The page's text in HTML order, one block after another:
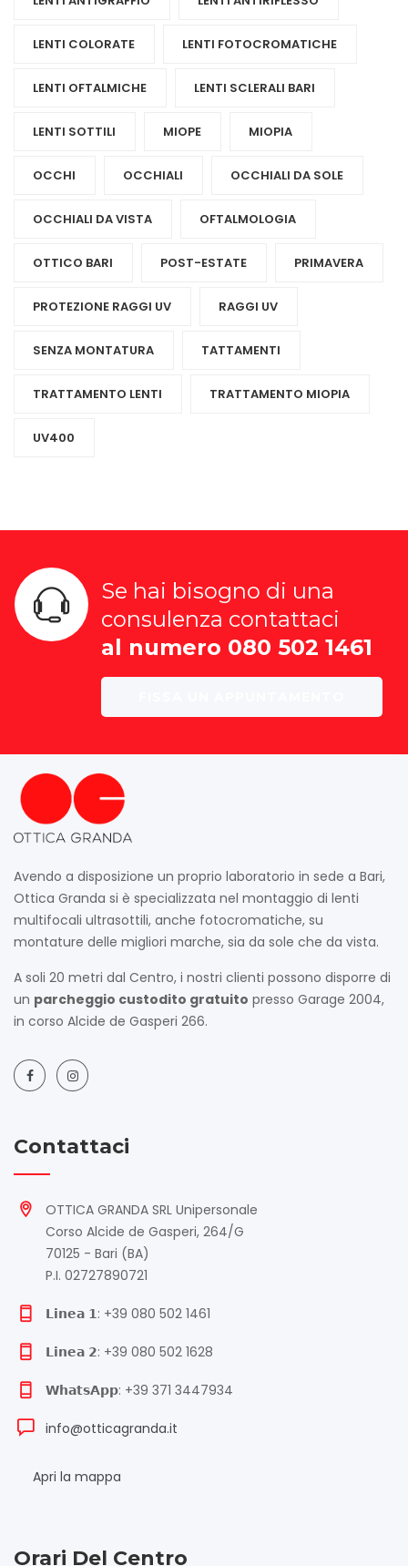
LENTI COLORATE LENTI FOTOCROMATICHE
LENTI OFTALMICHE LENTI SCLERALI BARI
LENTI SOTTILI MIOPE MIOPIA
OCCHI OCCHIALI OCCHIALI DA SOLE
OCCHIALI DA VISTA OFTALMOLOGIA
OTTICO BARI POST-ESTATE PRIMAVERA
PROTEZIONE RAGGI UV RAGGI UV
SENZA MONTATURA TATTAMENTI
TRATTAMENTO LENTI TRATTAMENTO MIOPIA
UV400
Se hai bisogno di una
consulenza contattaci
al numero 080 502 1461
Avendo a disposizione un proprio laboratorio in sede a Bari,
Ottica Granda si è specializzata nel montaggio di lenti
multifocali ultrasottili, anche fotocromatiche, su
montature delle migliori marche, sia da sole che da vista.
A soli 20 metri dal Centro, i nostri clienti possono disporre di
un parcheggio custodito gratuito presso Garage 2004,
in corso Alcide de Gasperi 266.
Contattaci
OTTICA GRANDA SRL Unipersonale
Corso Alcide de Gasperi, 264/G
70125 - Bari (BA)
P.I. 02727890721
𝗟𝗶𝗻𝗲𝗮 𝟭: +39 080 502 1461
𝗟𝗶𝗻𝗲𝗮 𝟮: +39 080 502 1628
𝗪𝗵𝗮𝘁𝘀𝗔𝗽𝗽: +39 371 3447934
info@otticagranda.it
Apri la mappa
Orari Del Centro